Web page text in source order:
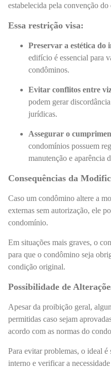
estabelecida pela convenção
Essa restrição visa:
Preservar a estética do
edifício é essencial para
condôminos.
Evitar conflitos entre
podem gerar
jurídicas.
Assegurar o
condomínios possuem
manutenção e aparência
Consequências da
Caso um condômino altere a
externas sem autorização, ele
condomínio.
Em situações mais graves, o
para que o condômino seja
condição original.
Possibilidade de
Apesar da proibição geral,
permitidas caso sejam
acordo com as normas do
Para evitar problemas, o ideal
interno e verificar a